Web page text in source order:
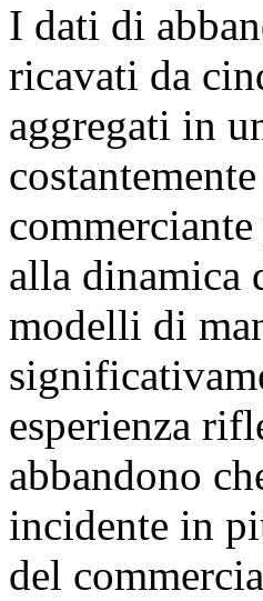
I dati di
ricavati da
aggregati in
alla dinamica
modelli di
esperienza
abbandono
incidente in
del